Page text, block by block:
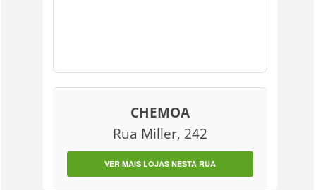
CHEMOA
Rua Miller, 242
VER MAIS LOJAS NESTA RUA